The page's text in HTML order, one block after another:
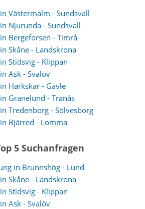
Västermalm - Sundsvall
Njurunda - Sundsvall
Bergeforsen - Timrå
Skåne - Landskrona
Stidsvig - Klippan
Ask - Svalöv
Harkskär - Gävle
Granelund - Tranås
Tredenborg - Sölvesborg
Bjärred - Lomma
5 Suchanfragen
in Brunnshög - Lund
Skåne - Landskrona
Stidsvig - Klippan
Ask - Svalöv